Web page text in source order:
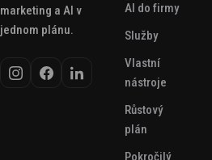
marketing a AI v
jednom plánu.
AI do firmy
Služby
Vlastní
nástroje
Růstový
plán
Pokročilý